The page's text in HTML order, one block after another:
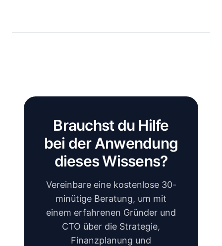
Brauchst du Hilfe
bei der Anwendung
dieses Wissens?
Vereinbare eine kostenlose 30-
minütige Beratung, um mit
einem erfahrenen Gründer und
CTO über die Strategie,
Finanzplanung und